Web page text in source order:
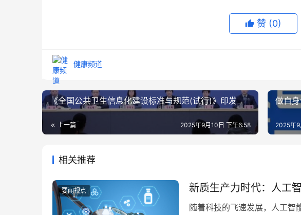
赞 (0)
健康频道
《全国公共卫生信息化建设标准与规范(试行)》印发
上一篇 2025年9月10日 下午6:58
做自
2025年9
相关推荐
要闻视点 新质生产力时代：人工
随着科技的飞速发展，人工智